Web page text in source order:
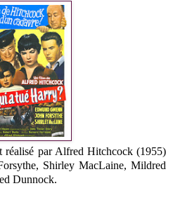
réalisé par Alfred Hitchcock (1955)
Shirley MacLaine, Mildred
Dunnock.